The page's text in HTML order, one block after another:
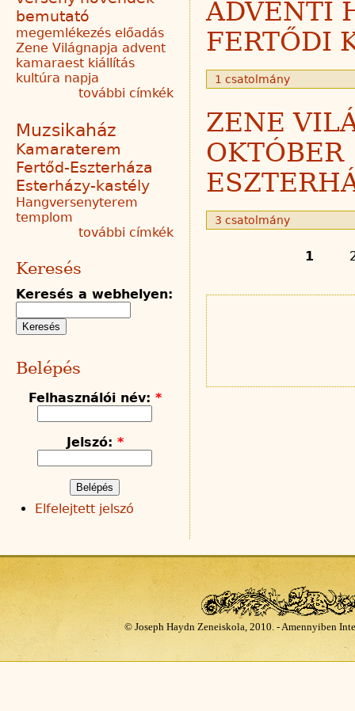
ADVENTI
FERTŐDI
1 csatolmány
ZENE
OKTÓBER
3 csatolmány
1
bemutató
megemlékezés előadás
Zene Világnapja advent
kamaraest kiállítás
kultúra napja
további címkék
Muzsikaház
Kamaraterem
Fertőd-Eszterháza
Esterházy-kastély
Hangversenyterem
templom
további címkék
Keresés
Keresés a webhelyen:
Belépés
Felhasználói név: *
Jelszó: *
Elfelejtett jelszó
© Joseph Haydn Zeneiskola, 2010. - Amennyiben